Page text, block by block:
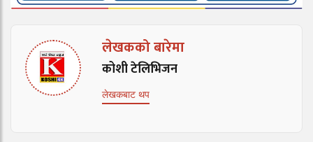
लेखकको बारेमा
कोशी टेलिभिजन
लेखकबाट थप